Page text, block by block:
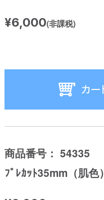
¥6,000(非課税)
商品番号： 54335
ﾌﾟﾚｶｯﾄ35mm（肌色）